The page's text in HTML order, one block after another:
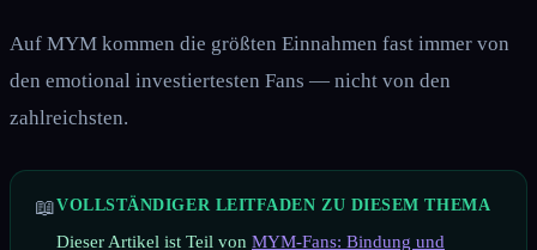
Auf MYM kommen die größten Einnahmen fast immer von
den emotional investiertesten Fans — nicht von den
zahlreichsten.
📖VOLLSTÄNDIGER LEITFADEN ZU DIESEM THEMA
Dieser Artikel ist Teil von MYM-Fans: Bindung und